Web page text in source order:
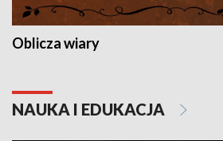
Oblicza wiary
NAUKA I EDUKACJA